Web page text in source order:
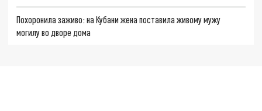
Похоронила заживо: на Кубани жена поставила живому мужу
могилу во дворе дома